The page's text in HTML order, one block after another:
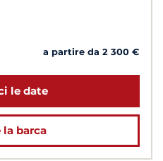
a partire da 2 300 €
le date
la barca